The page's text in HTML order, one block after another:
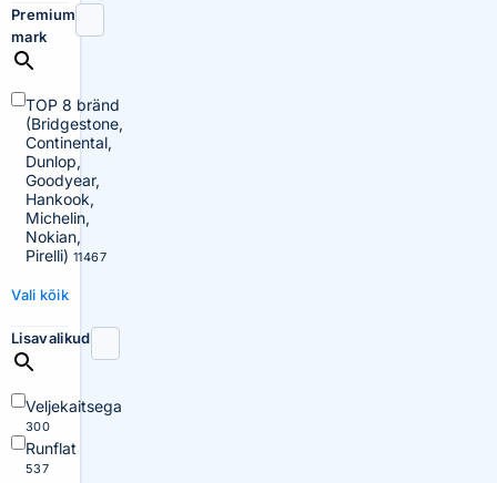
Premium
mark
TOP 8 bränd
(Bridgestone,
Continental,
Dunlop,
Goodyear,
Hankook,
Michelin,
Nokian,
Pirelli) 11467
Vali kõik
Lisavalikud
Veljekaitsega
300
Runflat
537